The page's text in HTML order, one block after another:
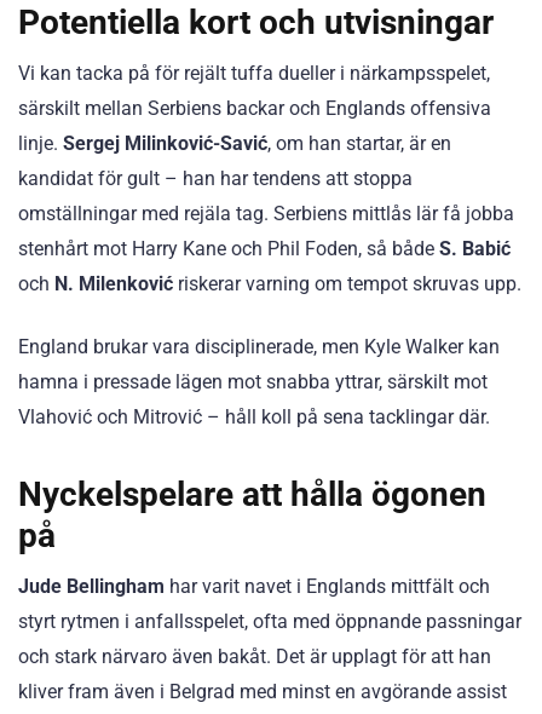
Potentiella kort och utvisningar
Vi kan tacka på för rejält tuffa dueller i närkampsspelet,
särskilt mellan Serbiens backar och Englands offensiva
linje. Sergej Milinković-Savić, om han startar, är en
kandidat för gult – han har tendens att stoppa
omställningar med rejäla tag. Serbiens mittlås lär få jobba
stenhårt mot Harry Kane och Phil Foden, så både S. Babić
och N. Milenković riskerar varning om tempot skruvas upp.
England brukar vara disciplinerade, men Kyle Walker kan
hamna i pressade lägen mot snabba yttrar, särskilt mot
Vlahović och Mitrović – håll koll på sena tacklingar där.
Nyckelspelare att hålla ögonen
på
Jude Bellingham har varit navet i Englands mittfält och
styrt rytmen i anfallsspelet, ofta med öppnande passningar
och stark närvaro även bakåt. Det är upplagt för att han
kliver fram även i Belgrad med minst en avgörande assist